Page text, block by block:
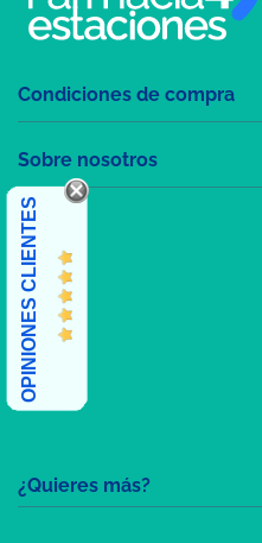
¿Quieres más?
Condiciones de compra
Sobre nosotros
OPINIONES CLIENTES